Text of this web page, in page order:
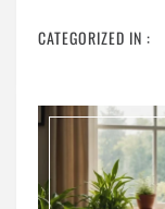
CATEGORIZED IN :